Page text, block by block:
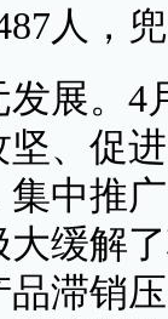
人，
展。4
、促
中推
缓解
滞销